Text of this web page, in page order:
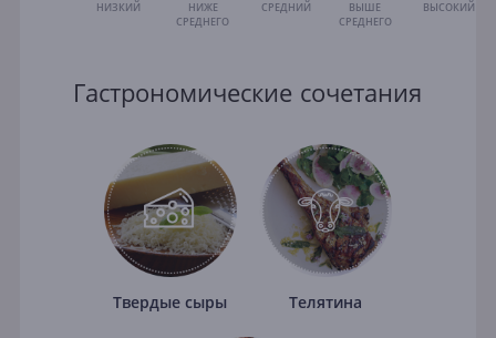
НИЗКИЙ
НИЖЕ
СРЕДНЕГО
СРЕДНИЙ
ВЫШЕ
СРЕДНЕГО
ВЫСОКИЙ
Гастрономические сочетания
Твердые сыры Телятина